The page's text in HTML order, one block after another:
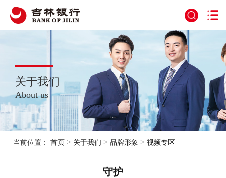
关于我们
About us
当前位置：首页 > 关于我们 >品牌形象 >视频专区
守护